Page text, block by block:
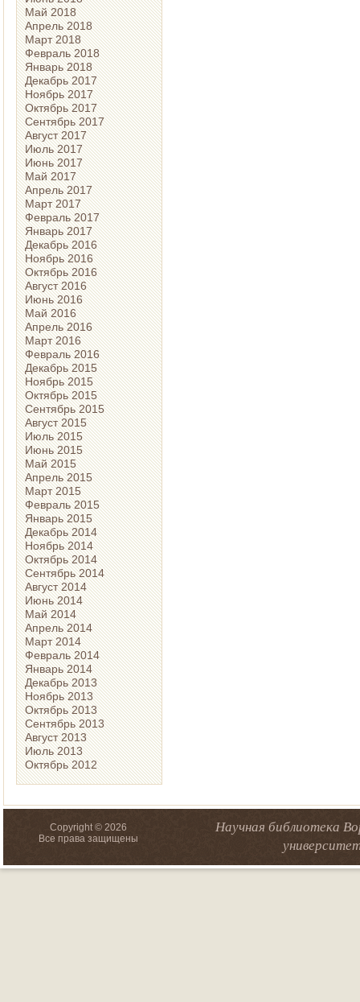
Май 2018
Апрель 2018
Март 2018
Февраль 2018
Январь 2018
Декабрь 2017
Ноябрь 2017
Октябрь 2017
Сентябрь 2017
Август 2017
Июль 2017
Июнь 2017
Май 2017
Апрель 2017
Март 2017
Февраль 2017
Январь 2017
Декабрь 2016
Ноябрь 2016
Октябрь 2016
Август 2016
Июнь 2016
Май 2016
Апрель 2016
Март 2016
Февраль 2016
Декабрь 2015
Ноябрь 2015
Октябрь 2015
Сентябрь 2015
Август 2015
Июль 2015
Июнь 2015
Май 2015
Апрель 2015
Март 2015
Февраль 2015
Январь 2015
Декабрь 2014
Ноябрь 2014
Октябрь 2014
Сентябрь 2014
Август 2014
Июнь 2014
Май 2014
Апрель 2014
Март 2014
Февраль 2014
Январь 2014
Декабрь 2013
Ноябрь 2013
Октябрь 2013
Сентябрь 2013
Август 2013
Июль 2013
Октябрь 2012
Copyright © 2026
Все права защищены
Научная библиотека